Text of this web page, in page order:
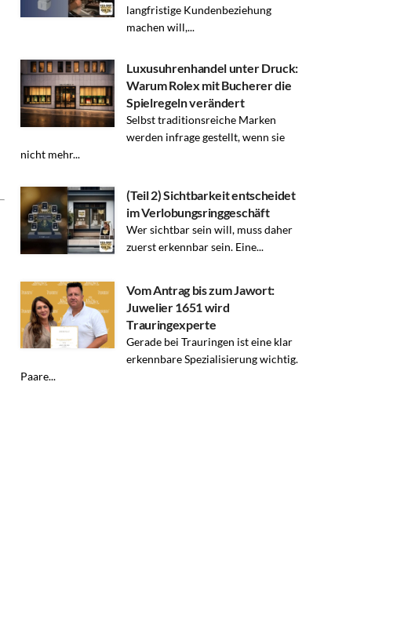
langfristige Kundenbeziehung
machen will,...
Luxusuhrenhandel unter Druck:
Warum Rolex mit Bucherer die
Spielregeln verändert
Selbst traditionsreiche Marken
werden infrage gestellt, wenn sie
nicht mehr...
(Teil 2) Sichtbarkeit entscheidet
im Verlobungsringgeschäft
Wer sichtbar sein will, muss daher
zuerst erkennbar sein. Eine...
Vom Antrag bis zum Jawort:
Juwelier 1651 wird
Trauringexperte
Gerade bei Trauringen ist eine klar
erkennbare Spezialisierung wichtig.
Paare...